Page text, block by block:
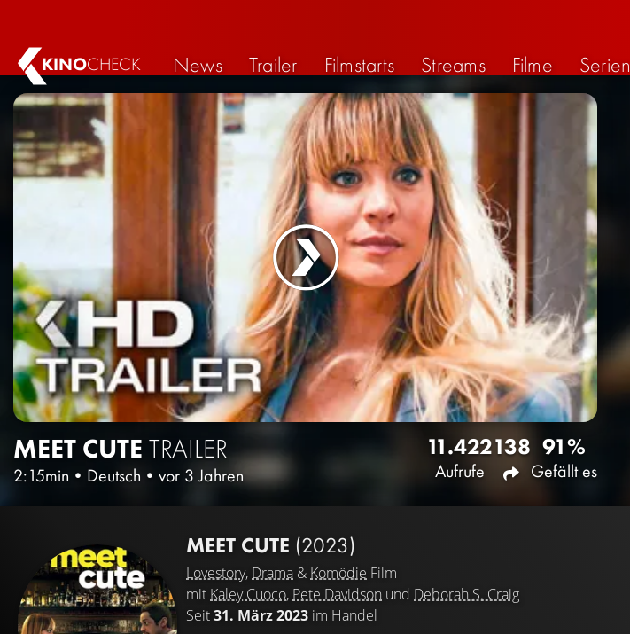
KINOCHECK News Trailer Filmstarts Streams Filme Serien
MEET CUTE TRAILER
2:15min • Deutsch • vor 3 Jahren
11.422
Aufrufe
138 91%
Gefällt es
MEET CUTE (2023)
Lovestory, Drama & Komödie Film
mit Kaley Cuoco, Pete Davidson und Deborah S. Craig
Seit31. März 2023 im Handel